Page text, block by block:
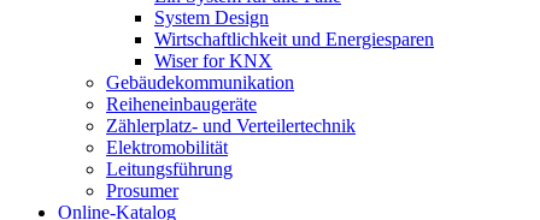
System Design
Wirtschaftlichkeit und Energiesparen
Wiser for KNX
Gebäudekommunikation
Reiheneinbaugeräte
Zählerplatz- und Verteilertechnik
Elektromobilität
Leitungsführung
Prosumer
Online-Katalog